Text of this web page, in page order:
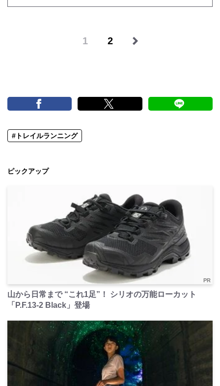
1 2
#トレイルランニング
ピックアップ
PR
山から日常まで “これ1足”！ シリオの万能ローカット
「P.F.13-2 Black」登場